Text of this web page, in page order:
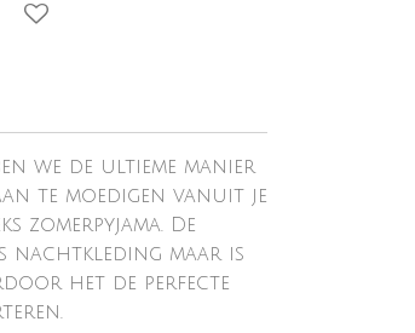
we de ultieme manier
te moedigen vanuit je
zomerpyjama. De
nachtkleding maar is
het de perfecte